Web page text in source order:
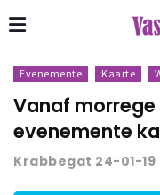
Evenemente Kaarte
Vanaf
evenemente
Krabbegat 24-01-19